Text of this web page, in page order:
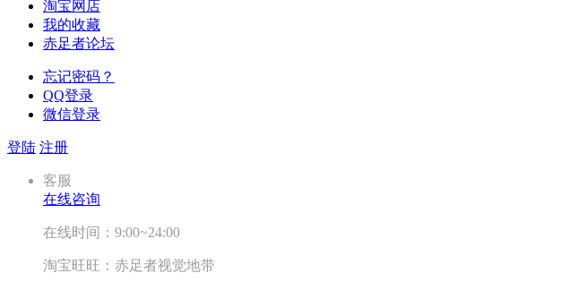
淘宝网店
我的收藏
赤足者论坛
忘记密码？
QQ登录
微信登录
登陆 注册
客服
在线咨询
在线时间：9:00~24:00
淘宝旺旺：赤足者视觉地带